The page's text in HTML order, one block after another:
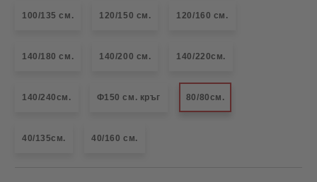
100/135 см. 120/150 см. 120/160 см.
140/180 см. 140/200 см. 140/220см.
140/240см. Ф150 см. кръг 80/80см.
40/135см. 40/160 см.